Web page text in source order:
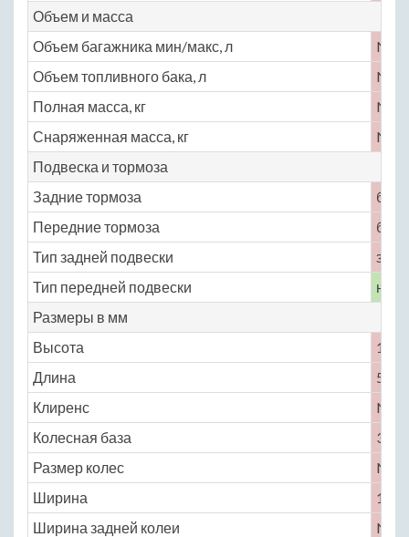
Объем и масса
Объем багажника мин/макс, л
No
Объем топливного бака, л
No
Полная масса, кг
No
Снаряженная масса, кг
No
Подвеска и тормоза
Задние тормоза
Передние тормоза
Тип задней подвески
Тип передней подвески
Размеры в мм
Высота
1600
Длина
5099
Клиренс
No
Колесная база
3226
Размер колес
No
Ширина
1800
Ширина задней колеи
No